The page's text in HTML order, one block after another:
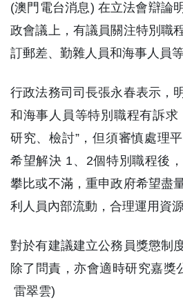
(澳門電台消息) 在立法會辯論
政會議上，有議員關注特別職
訂郵差、勤雜人員和海事人員等
行政法務司司長張永春表示，
和海事人員等特別職程有訴求
研究、檢討”，但須審慎處理
希望解決 1、2個特別職程後
攀比或不滿，重申政府希望盡
利人員內部流動，合理運用資源
對於有建議建立公務員獎懲制
除了問責，亦會適時研究嘉獎
雷翠雲)